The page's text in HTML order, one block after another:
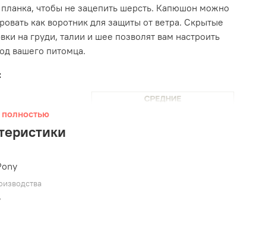
планка, чтобы не зацепить шерсть. Капюшон можно
как воротник для защиты от ветра. Скрытые
на груди, талии и шее позволят вам настроить
вашего питомца.
полностью